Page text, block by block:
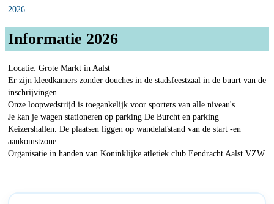
2026
Informatie 2026
Locatie: Grote Markt in Aalst
Er zijn kleedkamers zonder douches in de stadsfeestzaal in de buurt van de
inschrijvingen.
Onze loopwedstrijd is toegankelijk voor sporters van alle niveau's.
Je kan je wagen stationeren op parking De Burcht en parking
Keizershallen. De plaatsen liggen op wandelafstand van de start -en
aankomstzone.
Organisatie in handen van Koninklijke atletiek club Eendracht Aalst VZW